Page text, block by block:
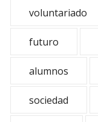
voluntariado
futuro
alumnos
sociedad